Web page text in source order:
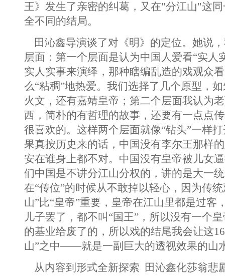
王》发生了亲密的纠葛，又在"分江山"这
全不同的结局。
田沁鑫导演谈了对《明》的定位。她说
层面：第一个层面是认为中国人爱看“实人
实人实事来演绎，那种瞎编乱造的戏观众
么“粘稠”地热爱。我们选择了几个原型，
火文，还有嘉靖皇帝；第二个层面我认为
西，简朴的有哲理的故事，还要有一点点
很喜欢的。这样两个层面就像“钻头”一样
果真按历史来的话，中国没有李尔王那样
安在谁身上都不对。中国没有皇帝被儿女
们中国是不讲分江山分权的，讲的是大一
在“传位”的时候从不敢掉以轻心，因为传
山”比“皇帝”重要，皇帝在江山里都是过客
儿子罢了，都不叫“国王”，所以没有一个
的基业给废了的，所以戏的结尾我会让这
山”之中——就是一副巨大的透视效果的山
从内容到形式全新探索 田沁鑫化莎翁悲